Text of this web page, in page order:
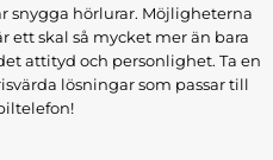
hörlurar. Möjligheterna
ett skal så mycket mer än bara
attityd och personlighet. Ta en
lösningar som passar till